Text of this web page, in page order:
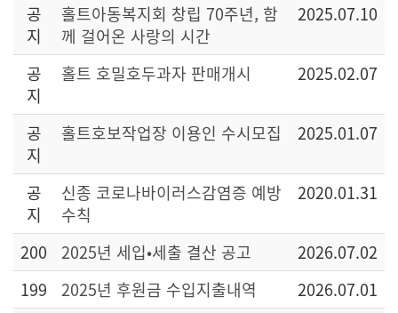
공
지
홀트아동복지회 창립 70주년, 함
께 걸어온 사랑의 시간
2025.07.10
공
지
홀트 호밀호두과자 판매개시 2025.02.07
공
지
홀트호보작업장 이용인 수시모집 2025.01.07
공
지
신종 코로나바이러스감염증 예방
수칙
2020.01.31
200 2025년 세입•세출 결산 공고
2026.07.02
199
2025년 후원금 수입지출내역
2026.07.01